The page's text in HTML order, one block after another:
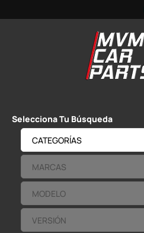
Selecciona Tu Búsqueda